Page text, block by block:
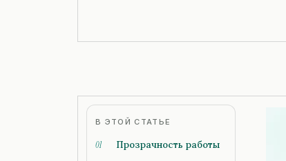
В ЭТОЙ СТАТЬЕ
01 Прозрачность работы